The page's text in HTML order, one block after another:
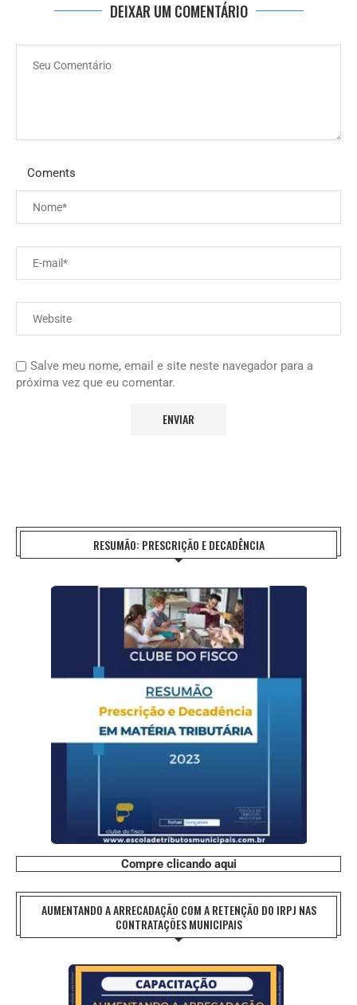
DEIXAR UM COMENTÁRIO
Coments
Salve meu nome, email e site neste navegador para a
próxima vez que eu comentar.
RESUMÃO: PRESCRIÇÃO E DECADÊNCIA
Compre clicando aqui
AUMENTANDO A ARRECADAÇÃO COM A RETENÇÃO DO IRPJ NAS
CONTRATAÇÕES MUNICIPAIS